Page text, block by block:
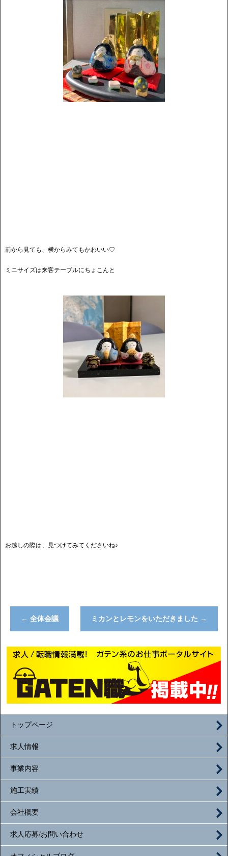
前から見ても、横からみてもかわいい♡
ミニサイズは来客テーブルにちょこんと
お越しの際は、見つけてみてくださいね♪
← 全体会議 ミカンとレモンをいただきました →
トップページ
求人情報
事業内容
施工実績
会社概要
求人応募/お問い合わせ